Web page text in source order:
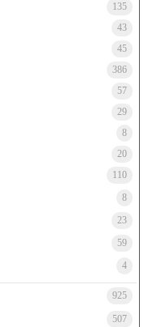
135
43
45
386
57
29
8
20
110
8
23
59
4
925
507